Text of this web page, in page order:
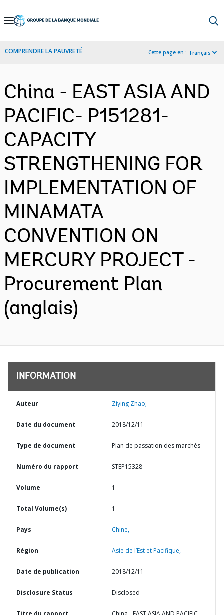
Skip
Navigation
COMPRENDRE LA PAUVRETÉ Cette page en : Français
China - EAST ASIA AND
PACIFIC- P151281-
CAPACITY
STRENGTHENING FOR
IMPLEMENTATION OF
MINAMATA
CONVENTION ON
MERCURY PROJECT -
Procurement Plan
(anglais)
INFORMATION
Auteur Ziying Zhao;
Date du document 2018/12/11
Type de document Plan de passation des marchés
Numéro du rapport STEP15328
Volume 1
Total Volume(s) 1
Pays Chine,
Région Asie de l’Est et Pacifique,
Date de publication 2018/12/11
Disclosure Status Disclosed